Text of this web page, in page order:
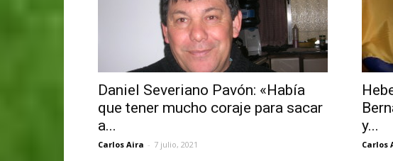
Daniel Severiano Pavón: «Había
que tener mucho coraje para sacar
a...
Carlos Aira - 7 julio, 2021
y...
Carlos